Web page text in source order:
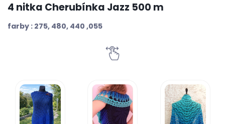
4 nitka Cherubínka Jazz 500 m
farby : 275, 480, 440 ,055